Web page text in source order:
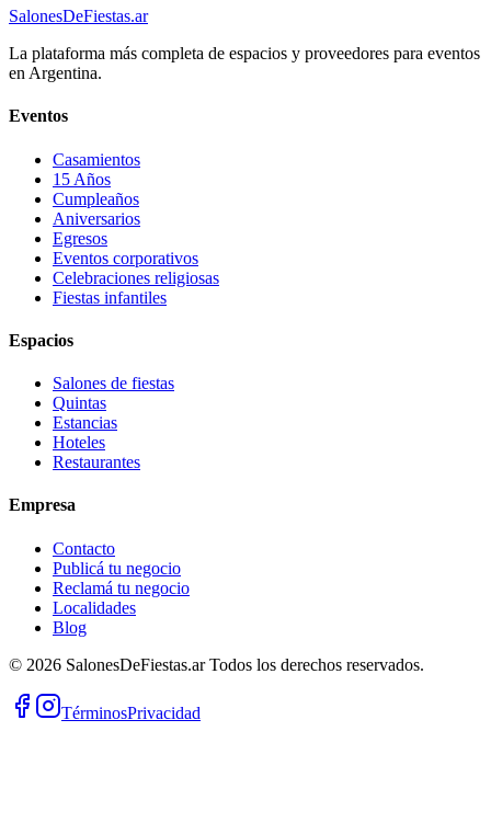
SalonesDeFiestas.ar
La plataforma más completa de espacios y proveedores para eventos
en Argentina.
Eventos
Casamientos
15 Años
Cumpleaños
Aniversarios
Egresos
Eventos corporativos
Celebraciones religiosas
Fiestas infantiles
Espacios
Salones de fiestas
Quintas
Estancias
Hoteles
Restaurantes
Empresa
Contacto
Publicá tu negocio
Reclamá tu negocio
Localidades
Blog
© 2026 SalonesDeFiestas.arTodos los derechos reservados.
TérminosPrivacidad